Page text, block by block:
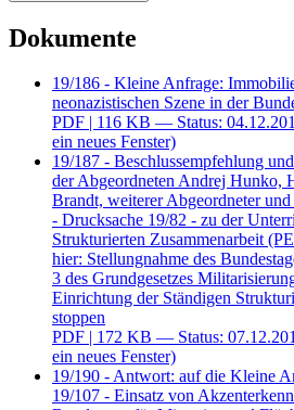
Dokumente
19/186 - Kleine Anfrage:
neonazistischen Szene in der
PDF | 116 KB — Status:
ein neues Fenster)
19/187 - Beschlussempfehlung
der Abgeordneten Andrej Hunko,
Brandt, weiterer Abgeordneter
- Drucksache 19/82 - zu der
Strukturierten Zusammenarbeit
hier: Stellungnahme des
3 des Grundgesetzes
Einrichtung der Ständigen
stoppen
PDF | 172 KB — Status:
ein neues Fenster)
19/190 - Antwort: auf die Kleine
19/107 - Einsatz von